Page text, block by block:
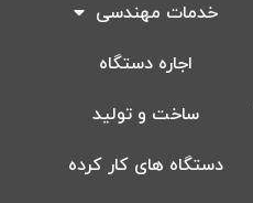
خدمات مهندسی
اجاره دستگاه
ساخت و تولید
دستگاه های کار کرده